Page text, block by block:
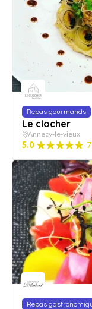
Repas gourmands
Le clocher
Annecy-le-vieux
5.0
Repas